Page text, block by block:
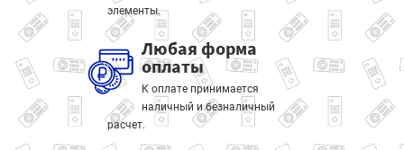
элементы.
Любая форма
оплаты
К оплате принимается
наличный и безналичный
расчет.